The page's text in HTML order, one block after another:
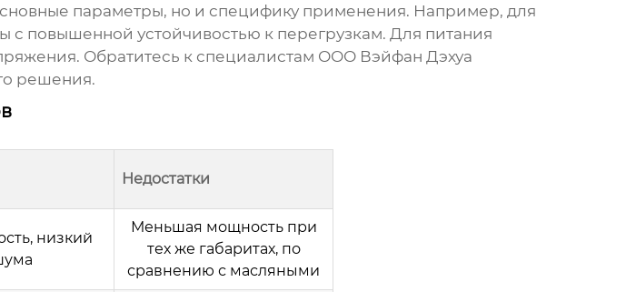
параметры, но и специфику применения. Например, для
с повышенной устойчивостью к перегрузкам. Для питания
Обратитесь к специалистам ООО Вэйфан Дэхуа
решения.
Недостатки
низкий
Меньшая мощность при
тех же габаритах, по
сравнению с масляными